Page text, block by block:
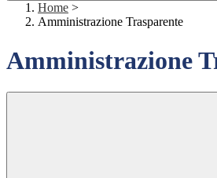
Home >
Amministrazione Trasparente
Amministrazione